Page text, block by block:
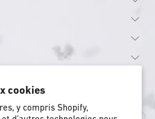
cookies
y compris Shopify,